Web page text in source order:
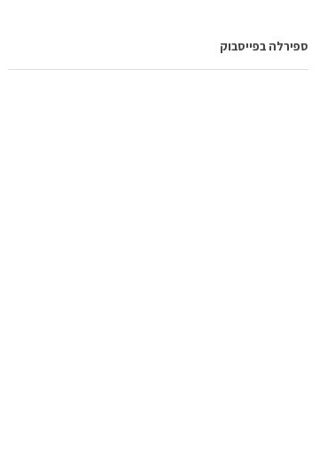
ספירלה בפייסבוק